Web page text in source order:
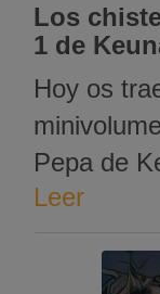
Los
1 de
Hoy os
Pepa de
Para que
chistes
Leer